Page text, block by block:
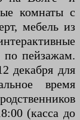
комнаты с
мебель из
по пейзажам.
декабря для
время
(касса до